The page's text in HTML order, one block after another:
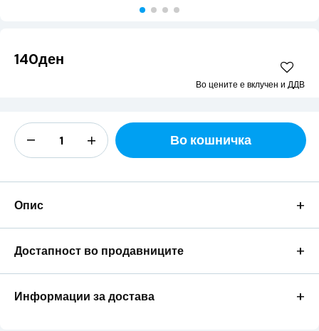
140ден
Во цените е вклучен и ДДВ
Во кошничка
Опис +
Достапност во продавниците +
Информации за достава +